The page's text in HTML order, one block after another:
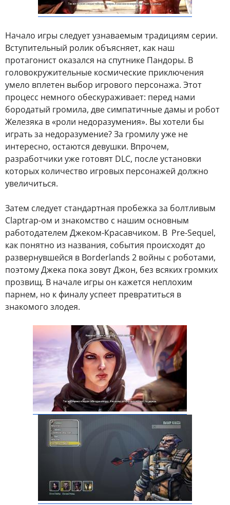
Начало игры следует узнаваемым традициям серии.
Вступительный ролик объясняет, как наш
протагонист оказался на спутнике Пандоры. В
головокружительные космические приключения
умело вплетен выбор игрового персонажа. Этот
процесс немного обескураживает: перед нами
бородатый громила, две симпатичные дамы и робот
Железяка в «роли недоразумения». Вы хотели бы
играть за недоразумение? За громилу уже не
интересно, остаются девушки. Впрочем,
разработчики уже готовят DLC, после установки
которых количество игровых персонажей должно
увеличиться.
Затем следует стандартная пробежка за болтливым
Claptrap-ом и знакомство с нашим основным
работодателем Джеком-Красавчиком. В Pre-Sequel,
как понятно из названия, события происходят до
развернувшейся в Borderlands 2 войны с роботами,
поэтому Джека пока зовут Джон, без всяких громких
прозвищ. В начале игры он кажется неплохим
парнем, но к финалу успеет превратиться в
знакомого злодея.